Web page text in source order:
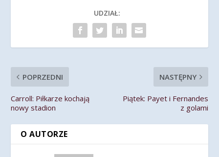
UDZIAŁ:
POPRZEDNI
Carroll: Piłkarze kochają
nowy stadion
NASTĘPNY
Piątek: Payet i Fernandes
z golami
O AUTORZE